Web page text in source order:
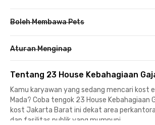
Boleh Membawa Pets
Aturan Menginap
Tentang 23 House Kebahagiaan
Kamu karyawan yang sedang mencari kost
Mada? Coba tengok 23 House Kebahagiaan
kost Jakarta Barat ini dekat area
dan fasilitas publik yang mumpuni.